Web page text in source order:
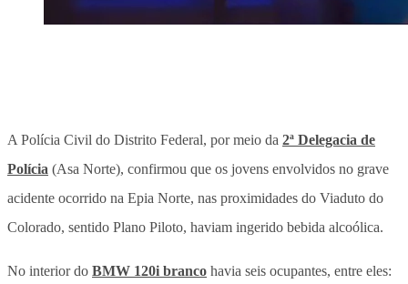
A Polícia Civil do Distrito Federal, por meio da 2ª Delegacia de
Polícia (Asa Norte), confirmou que os jovens envolvidos no grave
acidente ocorrido na Epia Norte, nas proximidades do Viaduto do
Colorado, sentido Plano Piloto, haviam ingerido bebida alcoólica.
No interior do BMW 120i branco havia seis ocupantes, entre eles: